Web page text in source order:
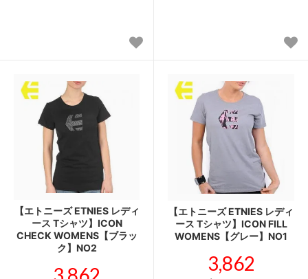
【エトニーズ ETNIES レディ
ース Tシャツ】ICON
CHECK WOMENS【ブラッ
ク】NO2
【エトニーズ ETNIES レディ
ース Tシャツ】ICON FILL
WOMENS【グレー】NO1
3,862